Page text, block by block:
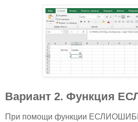
Вариант 2. Функция
При помощи функции